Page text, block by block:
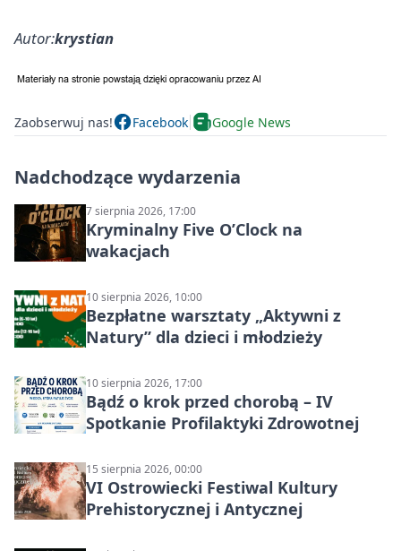
Autor:krystian
Zaobserwuj nas! Facebook Google News
Nadchodzące wydarzenia
7 sierpnia 2026, 17:00
Kryminalny Five O’Clock na
wakacjach
10 sierpnia 2026, 10:00
Bezpłatne warsztaty „Aktywni z
Natury” dla dzieci i młodzieży
10 sierpnia 2026, 17:00
Bądź o krok przed chorobą – IV
Spotkanie Profilaktyki Zdrowotnej
15 sierpnia 2026, 00:00
VI Ostrowiecki Festiwal Kultury
Prehistorycznej i Antycznej